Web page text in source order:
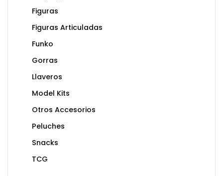
Figuras
Figuras Articuladas
Funko
Gorras
Llaveros
Model Kits
Otros Accesorios
Peluches
Snacks
TCG